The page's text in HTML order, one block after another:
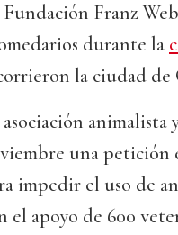
Fundación Franz
durante la
la ciudad de
animalista
una petición
impedir el uso de
el apoyo de 600